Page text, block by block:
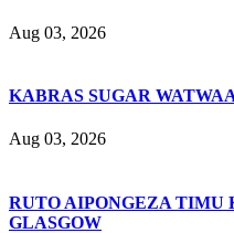
Aug 03, 2026
KABRAS SUGAR
Aug 03, 2026
RUTO AIPONGEZA TIMU
GLASGOW